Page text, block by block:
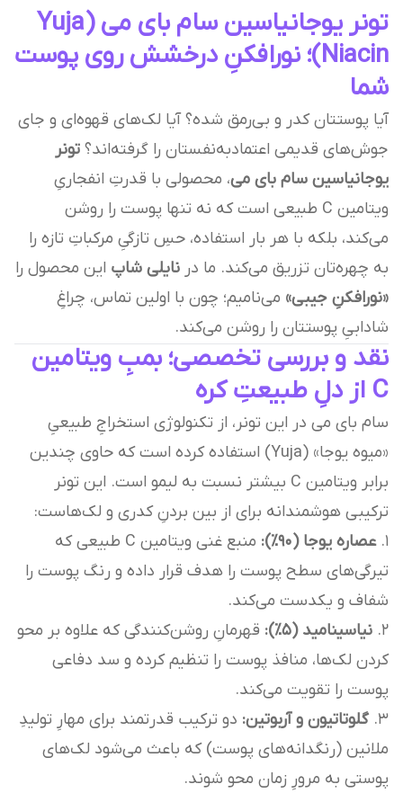
تونر یوجانیاسین سام بای می (Yuja
Niacin)؛ نورافکنِ درخشش روی پوست
شما
آیا پوستتان کدر و بی‌رمق شده؟ آیا لک‌های قهوه‌ای و جای
جوش‌های قدیمی اعتماد‌به‌نفستان را گرفته‌اند؟ تونر
یوجانیاسین سام بای می، محصولی با قدرتِ انفجاریِ
ویتامین C طبیعی است که نه تنها پوست را روشن
می‌کند، بلکه با هر بار استفاده، حسِ تازگیِ مرکباتِ تازه را
به چهره‌تان تزریق می‌کند. ما در نایلی شاپ این محصول را
«نورافکنِ جیبی» می‌نامیم؛ چون با اولین تماس، چراغِ
شادابیِ پوستتان را روشن می‌کند.
نقد و بررسی تخصصی؛ بمبِ ویتامین
C از دلِ طبیعتِ کره
سام بای می در این تونر، از تکنولوژی استخراجِ طبیعیِ
«میوه یوجا» (Yuja) استفاده کرده است که حاوی چندین
برابر ویتامین C بیشتر نسبت به لیمو است. این تونر
ترکیبی هوشمندانه برای از بین بردنِ کدری و لک‌هاست:
۱. عصاره یوجا (۹۰٪):
منبع غنی ویتامین C طبیعی که
تیرگی‌های سطح پوست را هدف قرار داده و رنگ پوست را
شفاف و یکدست می‌کند.
۲. نیاسینامید (۵٪):
قهرمانِ روشن‌کنندگی که علاوه بر محو
کردن لک‌ها، منافذ پوست را تنظیم کرده و سد دفاعی
پوست را تقویت می‌کند.
۳. گلوتاتیون و آربوتین: دو ترکیب قدرتمند برای مهارِ تولیدِ
ملانین (رنگدانه‌های پوست) که باعث می‌شود لک‌های
پوستی به مرورِ زمان محو شوند.